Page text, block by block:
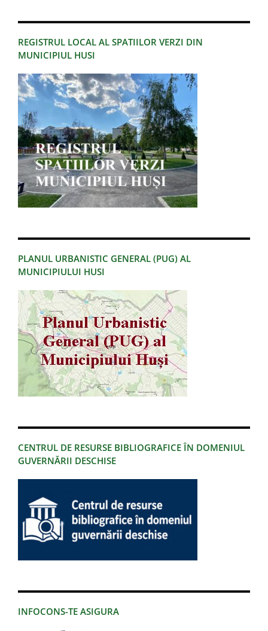
REGISTRUL LOCAL AL SPATIILOR VERZI DIN
MUNICIPIUL HUSI
PLANUL URBANISTIC GENERAL (PUG) AL
MUNICIPIULUI HUSI
CENTRUL DE RESURSE BIBLIOGRAFICE ÎN DOMENIUL
GUVERNĂRII DESCHISE
INFOCONS-TE ASIGURA